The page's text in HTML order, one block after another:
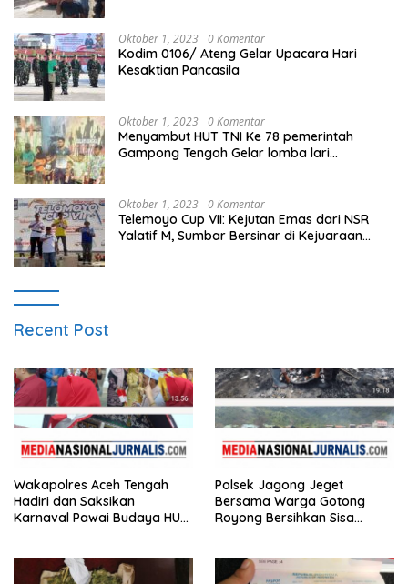
Oktober 1, 2023 0 Komentar
Kodim 0106/ Ateng Gelar Upacara Hari
Kesaktian Pancasila
Oktober 1, 2023 0 Komentar
Menyambut HUT TNI Ke 78 pemerintah
Gampong Tengoh Gelar lomba lari
Oktober 1, 2023 0 Komentar
Telemoyo Cup VII: Kejutan Emas dari NSR
Yalatif M, Sumbar Bersinar di Kejuaraan
Recent Post
Wakapolres Aceh Tengah
Hadiri dan Saksikan
Karnaval Pawai Budaya HUT
Polsek Jagong Jeget
Bersama Warga Gotong
Royong Bersihkan Sisa